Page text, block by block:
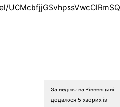
UCMcbfjjGSvhpssVwcClRmSQ
За неділю на Рівненщині
додалося 5 хворих із